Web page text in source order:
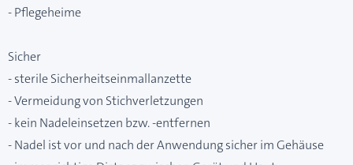
- Pflegeheime
Sicher
- sterile Sicherheitseinmallanzette
- Vermeidung von Stichverletzungen
- kein Nadeleinsetzen bzw. -entfernen
- Nadel ist vor und nach der Anwendung sicher im Gehäuse